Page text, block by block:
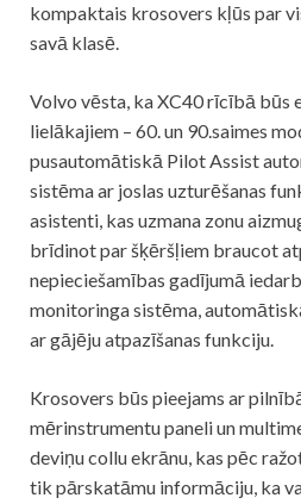
kompaktais krosovers kļūs par
savā klasē.
Volvo vēsta, ka XC40 rīcībā būs
lielākajiem – 60. un 90.saimes
pusautomātiskā Pilot Assist
sistēma ar joslas uzturēšanas
asistenti, kas uzmana zonu
brīdinot par šķēršļiem braucot
nepieciešamības gadījumā
monitoringa sistēma,
ar gājēju atpazīšanas funkciju.
Krosovers būs pieejams ar
mērinstrumentu paneli un
deviņu collu ekrānu, kas pēc
tik pārskatāmu informāciju, ka